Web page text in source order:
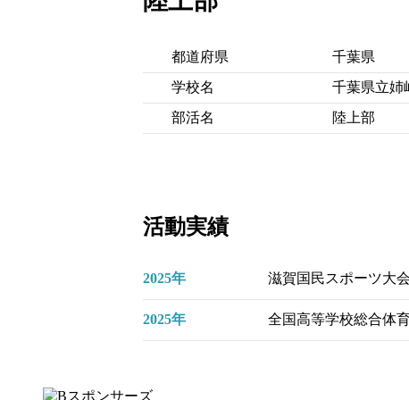
都道府県
千葉県
学校名
千葉県立姉
部活名
陸上部
活動実績
2025年 滋賀国民スポーツ大
2025年 全国高等学校総合体